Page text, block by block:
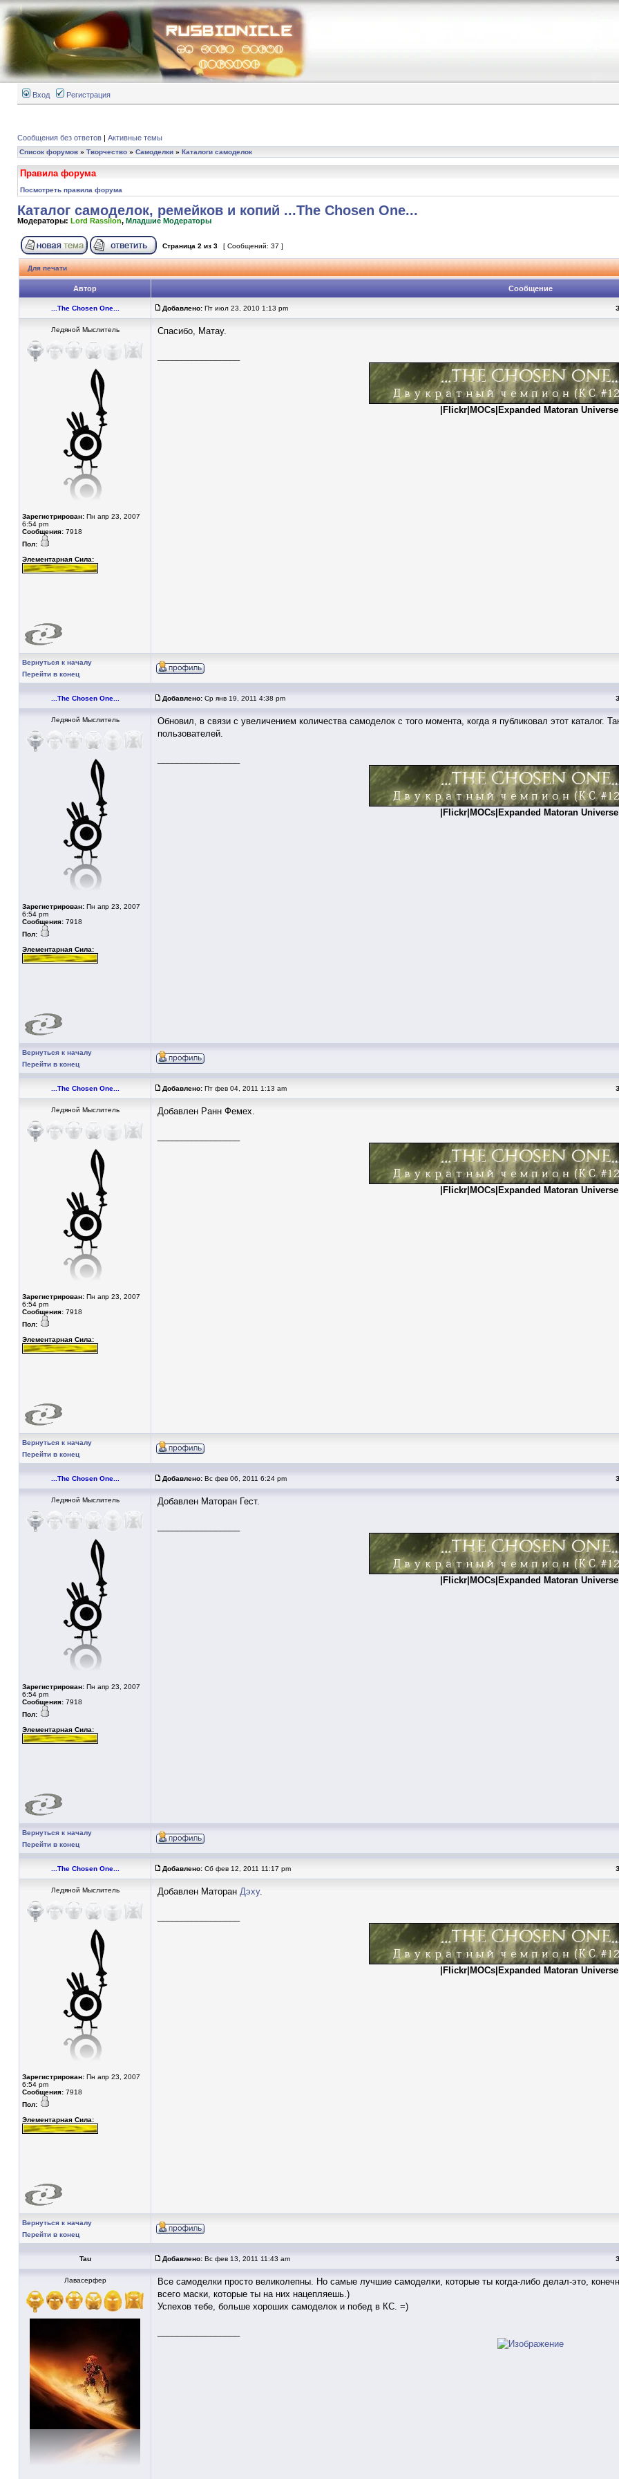
Вход Регистрация
Сообщения без ответов | Активные темы
Список форумов » Творчество » Самоделки » Каталоги самоделок
Правила форума
Посмотреть правила форума
Каталог самоделок, ремейков и копий ...The Chosen One...
Модераторы: Lord Rassilon, Младшие Модераторы
Страница 2 из 3 [ Сообщений: 37 ]
Для печати
Автор Сообщение
...The Chosen One... Добавлено: Пт июл 23, 2010 1:13 pm
Ледяной Мыслитель
Зарегистрирован: Пн апр 23, 2007
6:54 pm
Сообщения: 7918
Пол:
Элементарная Сила:
Спасибо, Матау.
Flickr| MOCs| Expanded Matoran Universe
Вернуться к началу
Перейти в конец
...The Chosen One... Добавлено: Ср янв 19, 2011 4:38 pm
Ледяной Мыслитель
Зарегистрирован: Пн апр 23, 2007
6:54 pm
Сообщения: 7918
Пол:
Элементарная Сила:
Обновил, в связи с увеличением количества самоделок с того момента, когда я публиковал этот каталог.
пользователей.
Flickr| MOCs| Expanded Matoran Universe
Вернуться к началу
Перейти в конец
...The Chosen One... Добавлено: Пт фев 04, 2011 1:13 am
Ледяной Мыслитель
Зарегистрирован: Пн апр 23, 2007
6:54 pm
Сообщения: 7918
Пол:
Элементарная Сила:
Добавлен Ранн Фемех.
Flickr| MOCs| Expanded Matoran Universe
Вернуться к началу
Перейти в конец
...The Chosen One... Добавлено: Вс фев 06, 2011 6:24 pm
Ледяной Мыслитель
Зарегистрирован: Пн апр 23, 2007
6:54 pm
Сообщения: 7918
Пол:
Элементарная Сила:
Добавлен Маторан Гест.
Flickr| MOCs| Expanded Matoran Universe
Вернуться к началу
Перейти в конец
...The Chosen One... Добавлено: Сб фев 12, 2011 11:17 pm
Ледяной Мыслитель
Зарегистрирован: Пн апр 23, 2007
6:54 pm
Сообщения: 7918
Пол:
Элементарная Сила:
Добавлен Маторан Дэху.
Flickr| MOCs| Expanded Matoran Universe
Вернуться к началу
Перейти в конец
Tau Добавлено: Вс фев 13, 2011 11:43 am
Лавасерфер
Все самоделки просто великолепны. Но самые лучшие самоделки, которые ты когда-либо делал-это,
всего маски, которые ты на них нацепляешь.)
Успехов тебе, больше хороших самоделок и побед в КС. =)